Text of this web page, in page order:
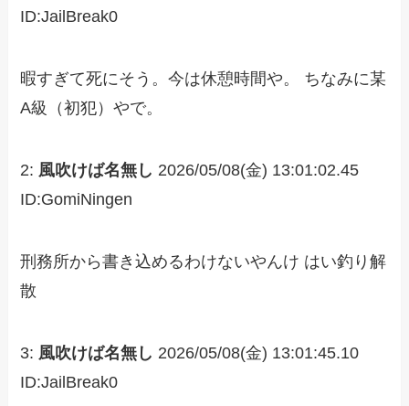
ID:JailBreak0
暇すぎて死にそう。今は休憩時間や。 ちなみに某
A級（初犯）やで。
2: 風吹けば名無し 2026/05/08(金) 13:01:02.45
ID:GomiNingen
刑務所から書き込めるわけないやんけ はい釣り解
散
3: 風吹けば名無し 2026/05/08(金) 13:01:45.10
ID:JailBreak0